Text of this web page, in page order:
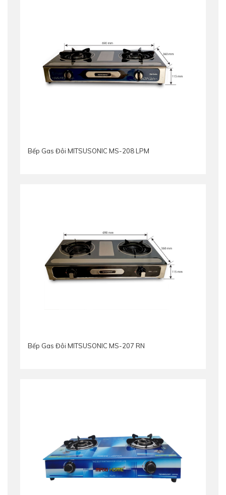
Bếp Gas Đôi MITSUSONIC MS-208 LPM
Bếp Gas Đôi MITSUSONIC MS-207 RN